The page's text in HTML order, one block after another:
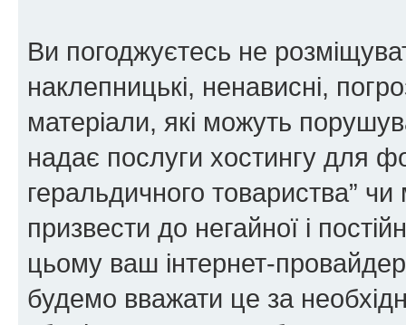
Ви погоджуєтесь не
наклепницькі, ненависні,
матеріали, які можуть
надає послуги хостингу для
геральдичного товариства”
призвести до негайної і
цьому ваш інтернет-
будемо вважати це за